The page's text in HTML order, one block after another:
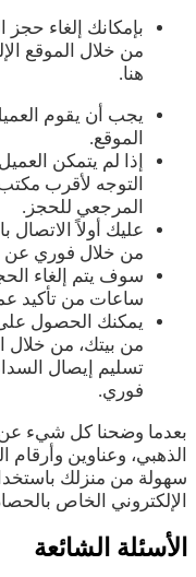
بإمكانك إلغاء حجز
من خلال الموقع
هنا.
يجب أن يقوم
الموقع.
إذا لم يتمكن
التوجه لأقرب
المرجعي للحجز.
عليك أولاً
من خلال فوري عن
سوف يتم إلغاء
ساعات من تأكيد
يمكنك الحصول
من بيتك، من خلال
تسليم إيصال
فوري.
بعدما وضحنا كل شيء
الذهبي، وعناوين
سهولة من منزلك
الإلكتروني الخاص
الأسئلة الشائعة